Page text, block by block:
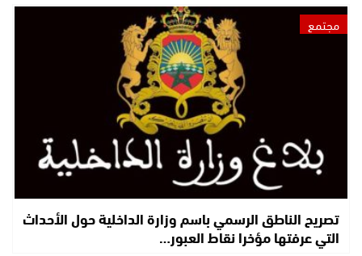
مجتمع
تصريح الناطق الرسمي باسم وزارة الداخلية حول الأحداث
التي عرفتها مؤخرا نقاط العبور…